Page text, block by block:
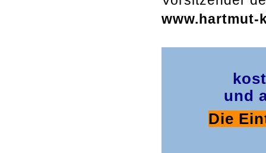
www.hartmut-
und
Die